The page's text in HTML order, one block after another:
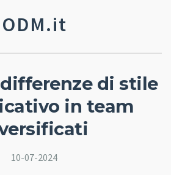
ODM.it
di stile
in team
10-07-2024